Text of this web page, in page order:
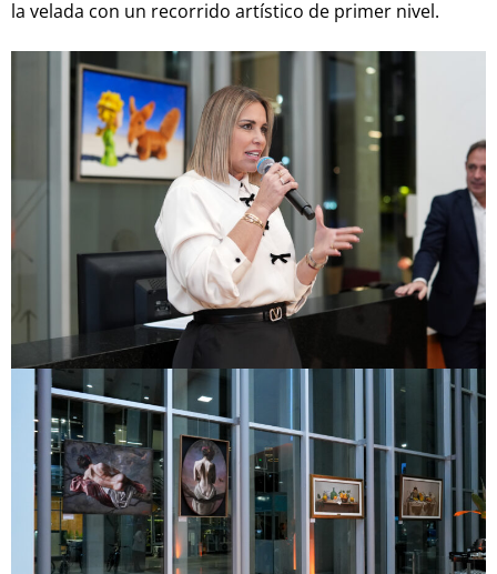
la velada con un recorrido artístico de primer nivel.